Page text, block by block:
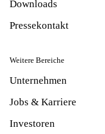
Downloads
Pressekontakt
Weitere Bereiche
Unternehmen
Jobs & Karriere
Investoren